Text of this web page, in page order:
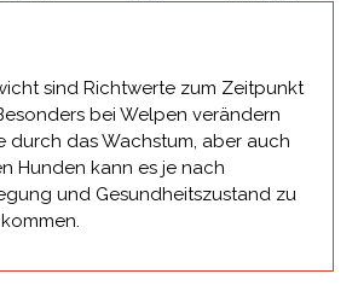
sind Richtwerte zum Zeitpunkt
bei Welpen verändern
durch das Wachstum, aber auch
Hunden kann es je nach
und Gesundheitszustand zu